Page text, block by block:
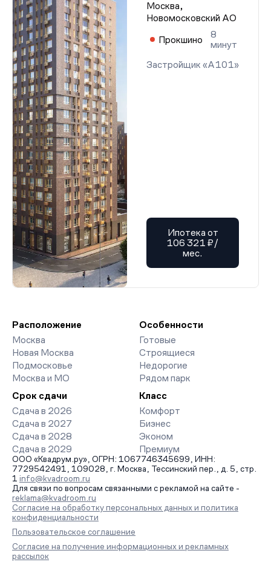
Москва,
Новомосковский АО
Прокшино
8
минут
Застройщик «А101»
Ипотека от
106 321 ₽/
мес.
Расположение
Москва
Новая Москва
Подмосковье
Москва и МО
Особенности
Готовые
Строящиеся
Недорогие
Рядом парк
Срок сдачи
Сдача в 2026
Сдача в 2027
Сдача в 2028
Сдача в 2029
Класс
Комфорт
Бизнес
Эконом
Премиум
ООО «Квадрум.ру», ОГРН: 1067746345699, ИНН:
7729542491, 109028, г. Москва, Тессинский пер., д. 5, стр.
1 info@kvadroom.ru
Для связи по вопросам связанными с рекламой на сайте -
reklama@kvadroom.ru
Согласие на обработку персональных данных и политика
конфиденциальности
Пользовательское соглашение
Согласие на получение информационных и рекламных
рассылок